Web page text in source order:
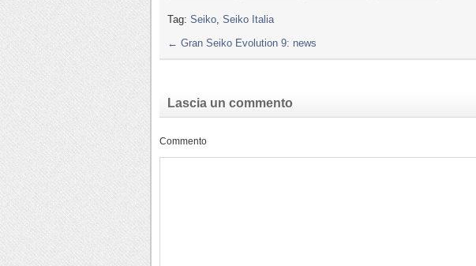
Tag: Seiko, Seiko Italia
← Gran Seiko Evolution 9: news
Lascia un commento
Commento